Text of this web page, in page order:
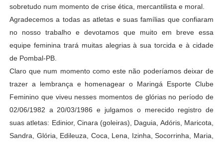
sobretudo num momento de crise ética, mercantilista e moral.
Agradecemos a todas as atletas e suas famílias que confiaram
no nosso trabalho e devotamos que muito em breve essa
equipe feminina trará muitas alegrias à sua torcida e à cidade
de Pombal-PB.
Claro que num momento como este não poderíamos deixar de
trazer a lembrança e homenagear o Maringá Esporte Clube
Feminino que viveu nesses momentos de glórias no período de
02/06/1982 a 20/03/1986 e julgamos o merecido registro de
suas atletas: Edinior, Cinara (goleiras), Daguia, Adóris, Maricota,
Sandra, Glória, Edileuza, Coca, Lena, Izinha, Socorrinha, Maria,